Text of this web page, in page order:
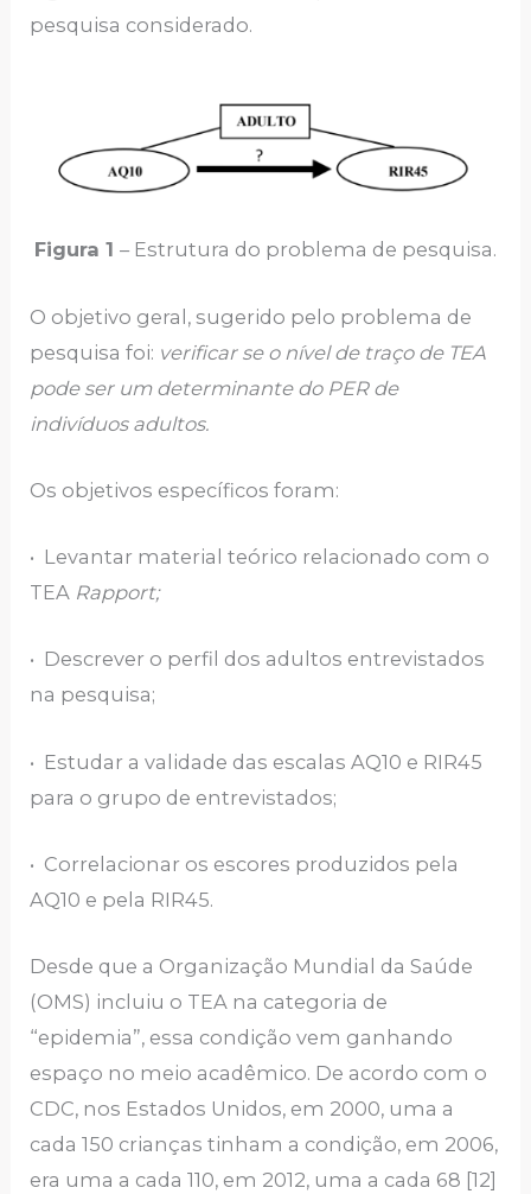
pesquisa considerado.
Figura 1 – Estrutura do problema de pesquisa.
O objetivo geral, sugerido pelo problema de
pesquisa foi: verificar se o nível de traço de TEA
pode ser um determinante do PER de
indivíduos adultos.
Os objetivos específicos foram:
• Levantar material teórico relacionado com o
TEA Rapport;
• Descrever o perfil dos adultos entrevistados
na pesquisa;
• Estudar a validade das escalas AQ10 e RIR45
para o grupo de entrevistados;
• Correlacionar os escores produzidos pela
AQ10 e pela RIR45.
Desde que a Organização Mundial da Saúde
(OMS) incluiu o TEA na categoria de
“epidemia”, essa condição vem ganhando
espaço no meio acadêmico. De acordo com o
CDC, nos Estados Unidos, em 2000, uma a
cada 150 crianças tinham a condição, em 2006,
era uma a cada 110, em 2012, uma a cada 68 [12]